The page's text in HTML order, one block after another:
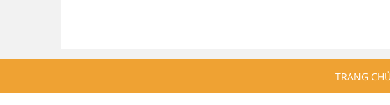
TRANG CHỦ